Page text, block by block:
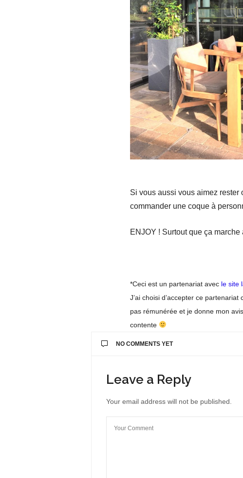
Si vous aussi vous aimez
commander une coque à
ENJOY ! Surtout que ça
*Ceci est un partenariat avec le site
J’ai choisi d’accepter ce
pas rémunérée et je donne mon
contente
NO COMMENTS YET
Leave a Reply
Your email address will not be published.